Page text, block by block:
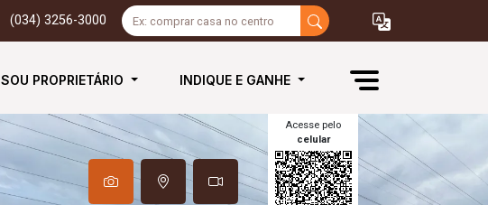
(034) 3256-3000
SOU PROPRIETÁRIO INDIQUE E GANHE
Acesse pelo
celular